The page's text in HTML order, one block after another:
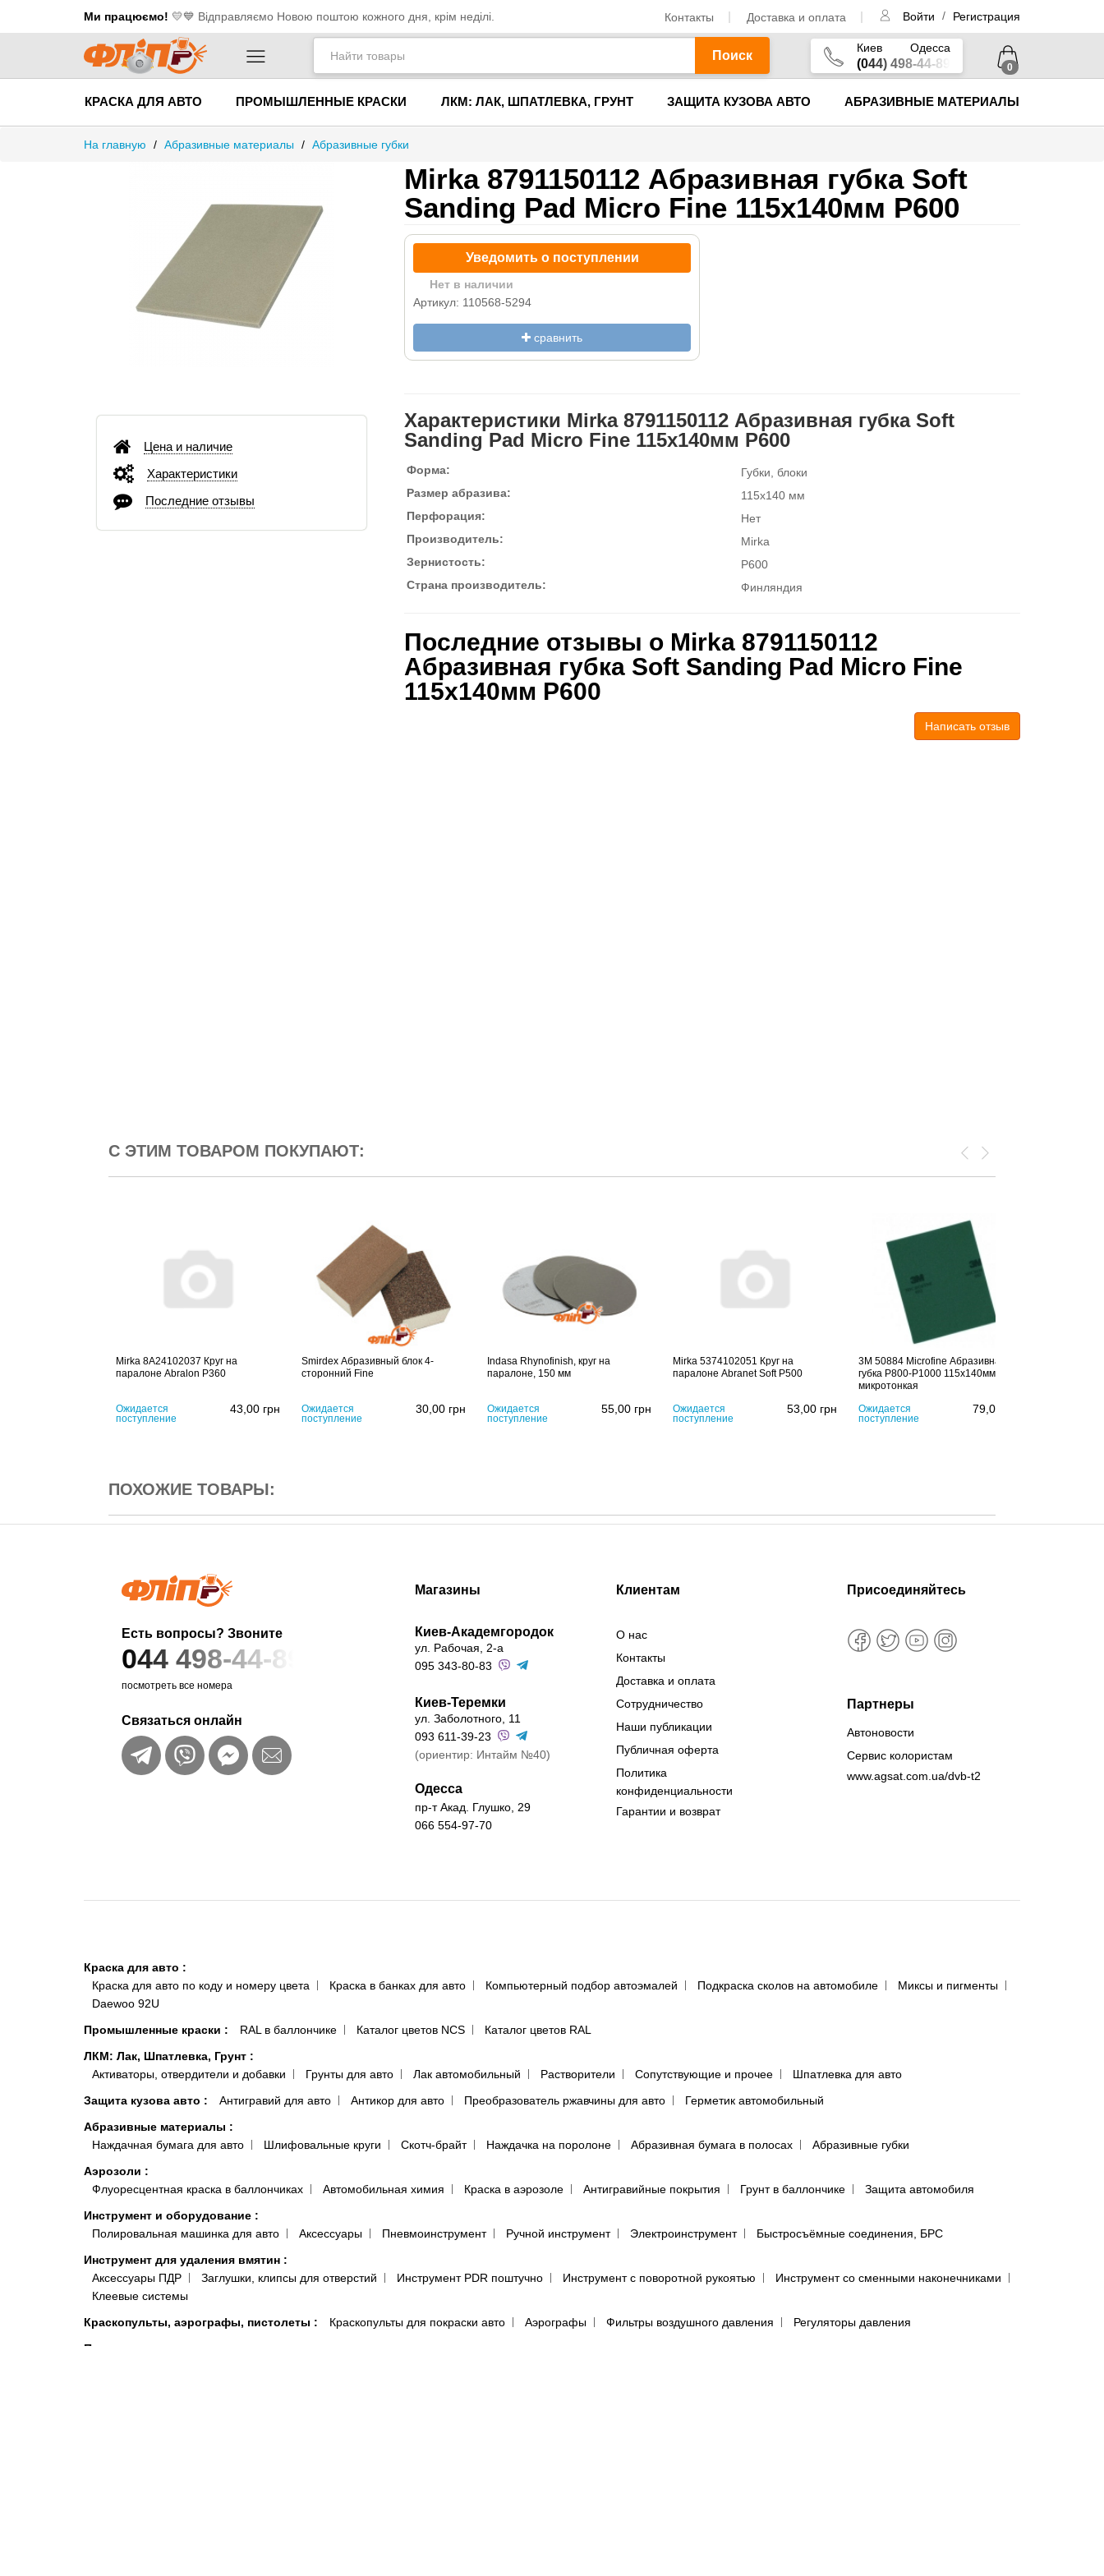
Ми працюємо! 💛​💙 Відправляємо Новою поштою кожного дня, крім неділі. Контакты Доставка и оплата Войти / Регистрация
Поиск
Киев Одесса
(044) 498-44-89 0
КРАСКА ДЛЯ АВТО ПРОМЫШЛЕННЫЕ КРАСКИ ЛКМ: ЛАК, ШПАТЛЕВКА, ГРУНТ ЗАЩИТА КУЗОВА АВТО АБРАЗИВНЫЕ МАТЕРИАЛЫ
На главную / Абразивные материалы / Абразивные губки
Цена и наличие
Характеристики
Последние отзывы
Mirka 8791150112 Абразивная губка Soft
Sanding Pad Micro Fine 115х140мм P600
Уведомить о поступлении
Нет в наличии
Артикул: 110568-5294
сравнить
Характеристики Mirka 8791150112 Абразивная губка Soft
Sanding Pad Micro Fine 115х140мм P600
Форма:
Губки, блоки
Размер абразива:
115x140 мм
Перфорация:
Нет
Производитель:
Mirka
Зернистость:
P600
Страна производитель:
Финляндия
Последние отзывы о Mirka 8791150112
Абразивная губка Soft Sanding Pad Micro Fine
115х140мм P600
Написать отзыв
С ЭТИМ ТОВАРОМ ПОКУПАЮТ:
Mirka 8A24102037 Круг на
паралоне Abralon P360
Ожидается
поступление
43,00 грн
Smirdex Абразивный блок 4-
сторонний Fine
Ожидается
поступление
30,00 грн
Indasa Rhynofinish, круг на
паралоне, 150 мм
Ожидается
поступление
55,00 грн
Mirka 5374102051 Круг на
паралоне Abranet Soft P500
Ожидается
поступление
53,00 грн
3M 50884 Microfine Абразивная
губка P800-P1000 115x140мм
микротонкая
Ожидается
поступление
79,00
ПОХОЖИЕ ТОВАРЫ:
Есть вопросы? Звоните
044 498-44-89
посмотреть все номера
Связаться онлайн
Магазины
Киев-Академгородок
ул. Рабочая, 2-а
095 343-80-83
Киев-Теремки
ул. Заболотного, 11
093 611-39-23
(ориентир: Интайм №40)
Одесса
пр-т Акад. Глушко, 29
066 554-97-70
Клиентам
О нас
Контакты
Доставка и оплата
Сотрудничество
Наши публикации
Публичная оферта
Политика
конфиденциальности
Гарантии и возврат
Присоединяйтесь
Партнеры
Автоновости
Сервис колористам
www.agsat.com.ua/dvb-t2
Краска для авто :
Краска для авто по коду и номеру цвета
Краска в банках для авто Компьютерный подбор автоэмалей Подкраска сколов на автомобиле
Миксы и пигменты
Daewoo 92U
Промышленные краски : RAL в баллончике Каталог цветов NCS
Каталог цветов RAL
ЛКМ: Лак, Шпатлевка, Грунт :
Активаторы, отвердители и добавки
Грунты для авто Лак автомобильный Растворители Сопутствующие и прочее
Шпатлевка для авто
Защита кузова авто : Антигравий для авто Антикор для авто Преобразователь ржавчины для авто
Герметик автомобильный
Абразивные материалы :
Наждачная бумага для авто
Шлифовальные круги Скотч-брайт Наждачка на поролоне Абразивная бумага в полосах
Абразивные губки
Аэрозоли :
Флуоресцентная краска в баллончиках
Автомобильная химия Краска в аэрозоле Антигравийные покрытия Грунт в баллончике
Защита автомобиля
Инструмент и оборудование :
Полировальная машинка для авто
Аксессуары Пневмоинструмент Ручной инструмент Электроинструмент
Быстросъёмные соединения, БРС
Инструмент для удаления вмятин :
Аксессуары ПДР
Заглушки, клипсы для отверстий Инструмент PDR поштучно Инструмент с поворотной рукоятью
Инструмент со сменными наконечниками
Клеевые системы
Краскопульты, аэрографы, пистолеты : Краскопульты для покраски авто Аэрографы Фильтры воздушного давления
Регуляторы давления
Подготовка поверхности